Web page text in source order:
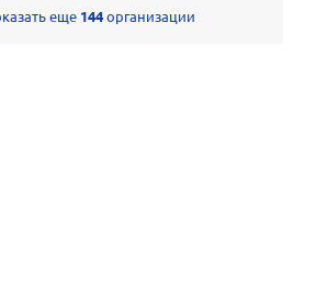
еще 144организации